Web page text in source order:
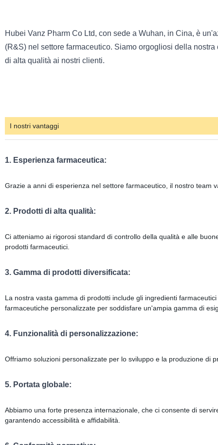
Hubei Vanz Pharm Co Ltd, con sede a Wuhan, in Cina, è
(R&S) nel settore farmaceutico. Siamo orgogliosi della
di alta qualità ai nostri clienti.
I nostri vantaggi
1. Esperienza farmaceutica:
Grazie a anni di esperienza nel settore farmaceutico, il nostro team
2. Prodotti di alta qualità:
Ci atteniamo ai rigorosi standard di controllo della qualità e alle
prodotti farmaceutici.
3. Gamma di prodotti diversificata:
La nostra vasta gamma di prodotti include gli ingredienti
farmaceutiche personalizzate per soddisfare un'ampia gamma di
4. Funzionalità di personalizzazione:
Offriamo soluzioni personalizzate per lo sviluppo e la produzione di
5. Portata globale:
Abbiamo una forte presenza internazionale, che ci consente di
garantendo accessibilità e affidabilità.